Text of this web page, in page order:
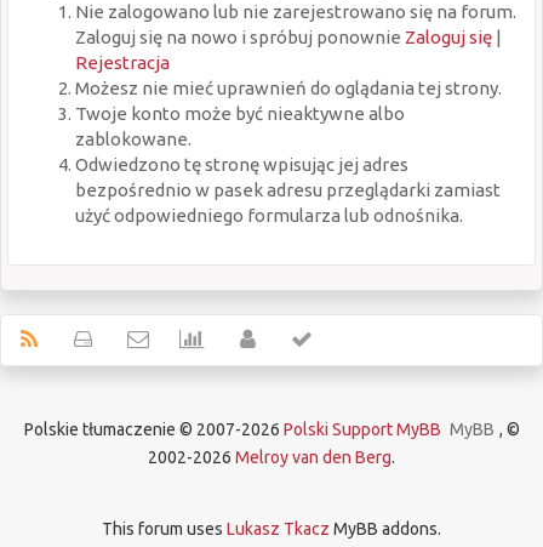
Nie zalogowano lub nie zarejestrowano się na forum.
Zaloguj się na nowo i spróbuj ponownie Zaloguj się |
Rejestracja
Możesz nie mieć uprawnień do oglądania tej strony.
Twoje konto może być nieaktywne albo
zablokowane.
Odwiedzono tę stronę wpisując jej adres
bezpośrednio w pasek adresu przeglądarki zamiast
użyć odpowiedniego formularza lub odnośnika.
Polskie tłumaczenie © 2007-2026 Polski Support MyBB MyBB , ©
2002-2026 Melroy van den Berg.
This forum uses Lukasz Tkacz MyBB addons.